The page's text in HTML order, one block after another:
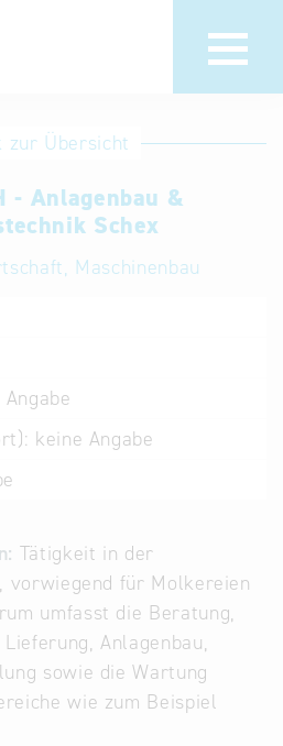
Eintrag
löschen
Aktualisieren
Sie Ihren
Datenbank
Datenbanken
aus
Österreich
und der
Slowakei
zur Übersicht
- Anlagenbau &
Schex
Maschinenbau
keine Angabe
Tätigkeit in der
vorwiegend für Molkereien
umfasst die Beratung,
Anlagenbau,
sowie die Wartung
wie zum Beispiel